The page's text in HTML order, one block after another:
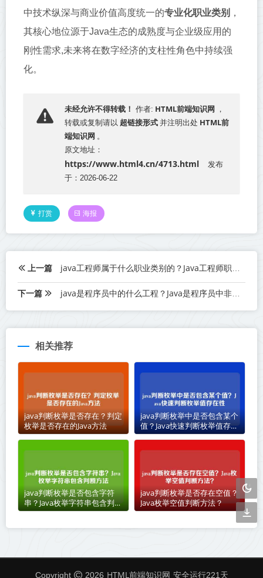
中技术纵深与商业价值高度统一的专业化职业类别 ，
其核心地位源于Java生态的成熟度与企业级应用的
刚性需求,未来将在数字经济的支柱性角色中持续强
化。
未经允许不得转载！ 作者: HTML前端知识网 ，
转载或复制请以 超链接形式 并注明出处 HTML前
端知识网 。
原文地址：
https://www.html4.cn/4713.html
发布
于：2026-06-22
打赏 海报
上一篇 java工程师属于什么职业类别的？Java工程师职业类别归属详解
下一篇 java是程序员中的什么工程？Java是程序员中非常广泛应用的关键什么工程？
相关推荐
java判断枚举是否存在？判定
枚举是否存在的Java方法
java判断枚举中是否包含某个
值？Java快速判断枚举值存在
性
java判断枚举是否包含字符
串？Java枚举字符串包含判断
方法
java判断枚举是否存在空值？
Java枚举空值判断方法？
Copyright 2026 HTML前端知识网 安全运行221 天